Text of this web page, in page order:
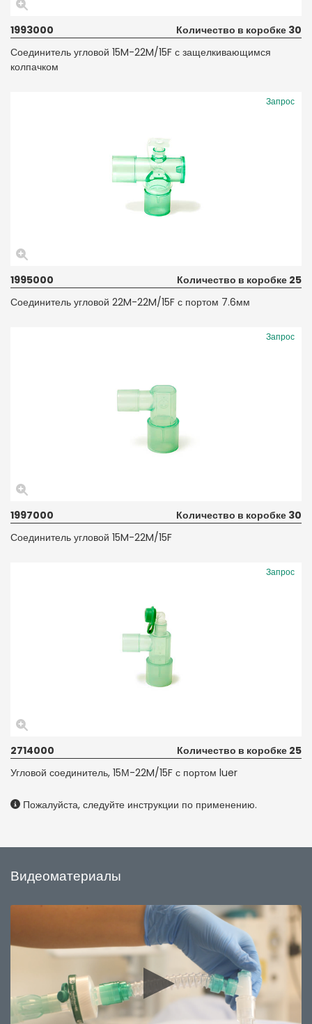
1993000
Количество в коробке 30
Соединитель угловой 15M-22M/15F с защелкивающимся
колпачком
Запрос
1995000
Количество в коробке 25
Соединитель угловой 22M-22M/15F с портом 7.6мм
Запрос
1997000
Количество в коробке 30
Соединитель угловой 15M-22M/15F
Запрос
2714000
Количество в коробке 25
Угловой соединитель, 15М-22M/15F с портом luer
Пожалуйста, следуйте инструкции по применению.
Видеоматериалы